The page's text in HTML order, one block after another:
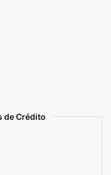
de Crédito